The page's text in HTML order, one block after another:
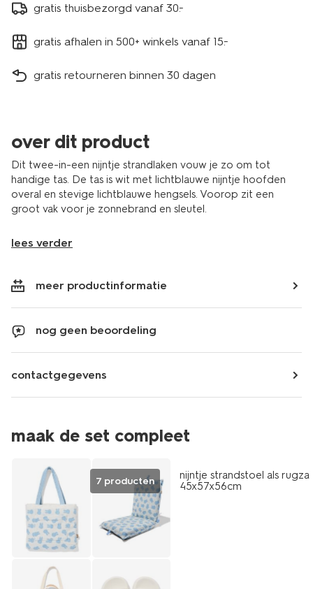
gratis thuisbezorgd vanaf 30.-
gratis afhalen in 500+ winkels vanaf 15.-
gratis retourneren binnen 30 dagen
over dit product
Dit twee-in-een nijntje strandlaken vouw je zo om tot
handige tas. De tas is wit met lichtblauwe nijntje hoofden
overal en stevige lichtblauwe hengsels. Voorop zit een
groot vak voor je zonnebrand en sleutel.
lees verder
meer productinformatie
nog geen beoordeling
contactgegevens
maak de set compleet
7 producten
sale
nijntje strandstoel als
45x57x56cm